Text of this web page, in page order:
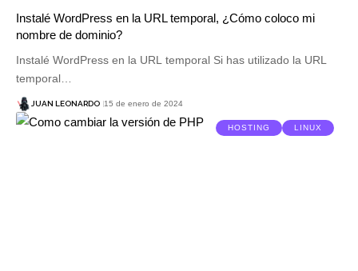
Instalé WordPress en la URL temporal, ¿Cómo coloco mi
nombre de dominio?
Instalé WordPress en la URL temporal Si has utilizado la URL
temporal…
JUAN LEONARDO 15 de enero de 2024
HOSTING LINUX